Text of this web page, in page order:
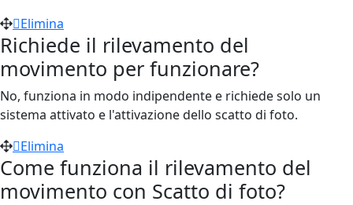
Elimina
Richiede il rilevamento del
movimento per funzionare?
No, funziona in modo indipendente e richiede solo un
sistema attivato e l'attivazione dello scatto di foto.
Elimina
Come funziona il rilevamento del
movimento con Scatto di foto?